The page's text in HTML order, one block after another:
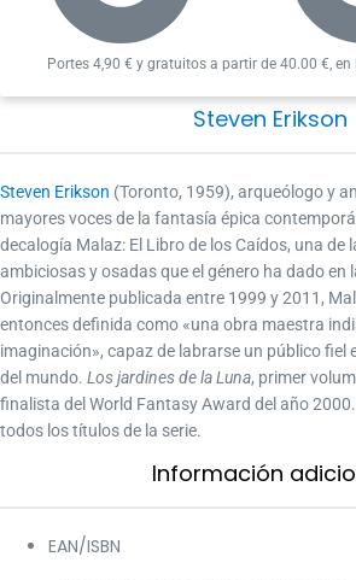
Interzone
«Una de las sagas más enormes
fantasía épica contemporánea.»
Portes 4,90 € y gratuitos a partir de 40.00 €, en
Steven Erikson
Steven Erikson (Toronto, 1959), arqueólogo y
mayores voces de la fantasía épica
decalogía Malaz: El Libro de los Caídos, una de
ambiciosas y osadas que el género ha dado en
Originalmente publicada entre 1999 y 2011,
entonces definida como «una obra maestra
imaginación», capaz de labrarse un público fiel
del mundo. Los jardines de la Luna, primer
finalista del World Fantasy Award del año
todos los títulos de la serie.
Información
EAN/ISBN